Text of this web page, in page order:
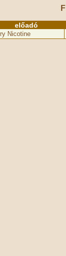
előadó
Nicotine